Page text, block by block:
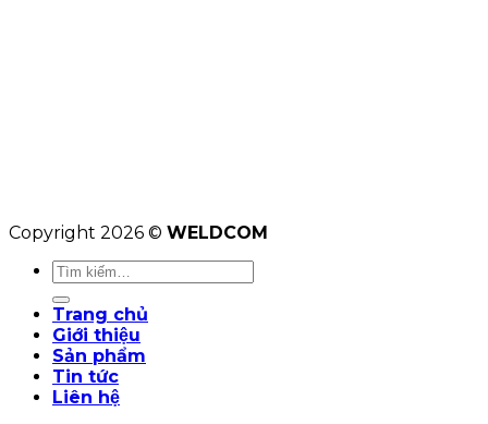
Copyright 2026 © WELDCOM
Tìm
kiếm:
Trang chủ
Giới thiệu
Sản phẩm
Tin tức
Liên hệ